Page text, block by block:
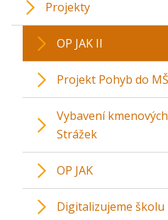
Projekty
OP JAK II
Projekt Pohyb do
Vybavení
Strážek
OP JAK
Digitalizujeme školu